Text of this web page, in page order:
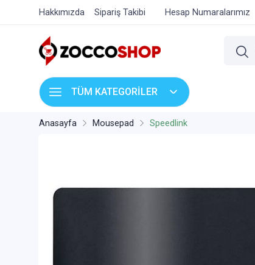
Hakkımızda Sipariş Takibi Hesap Numaralarımız
TÜM KATEGORİLER
Anasayfa Mousepad Speedlink